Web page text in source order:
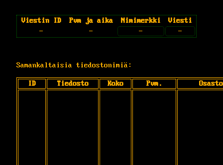
Viestin ID Pvm ja aika Nimimerkki
Viesti
-
- - -
Samankaltaisia tiedostonimiä:
ID Tiedosto Koko Pvm. Osasto